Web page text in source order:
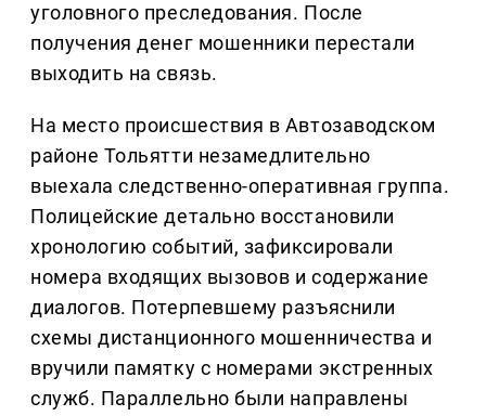
уголовного преследования. После
получения денег мошенники перестали
выходить на связь.
На место происшествия в Автозаводском
районе Тольятти незамедлительно
выехала следственно-оперативная группа.
Полицейские детально восстановили
хронологию событий, зафиксировали
номера входящих вызовов и содержание
диалогов. Потерпевшему разъяснили
схемы дистанционного мошенничества и
вручили памятку с номерами экстренных
служб. Параллельно были направлены